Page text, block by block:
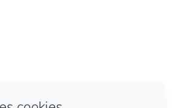
de México